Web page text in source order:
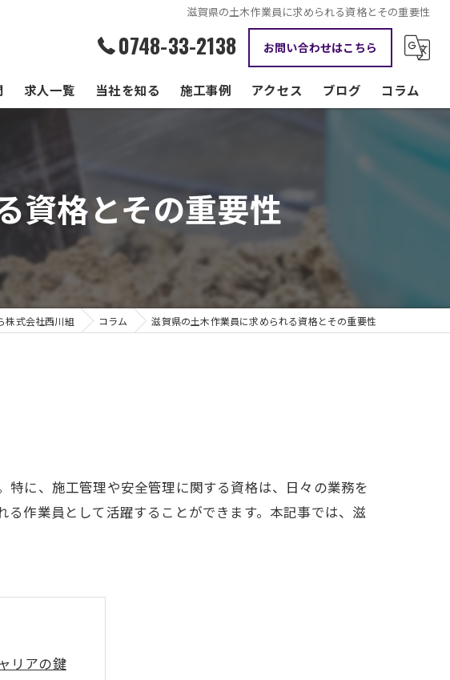
滋賀県の土木作業員に求められる資格とその重要性
0748-33-2138 お問い合わせはこちら
求人一覧 当社を知る
現場監督
転職
働きやすい
施工事例 アクセス ブログ コラム
資格とその重要性
株式会社西川組 コラム 滋賀県の土木作業員に求められる資格とその重要性
に、施工管理や安全管理に関する資格は、日々の業務を
作業員として活躍することができます。本記事では、滋
リアの鍵